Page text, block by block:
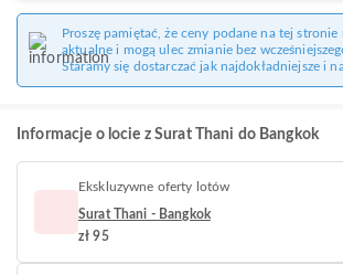
Proszę pamiętać, że ceny podane na tej stronie
aktualne i mogą ulec zmianie bez
Staramy się dostarczać jak najdokładniejsze i
Informacje o locie z Surat Thani do Bangkok
Ekskluzywne oferty lotów
Surat Thani - Bangkok
zł 95